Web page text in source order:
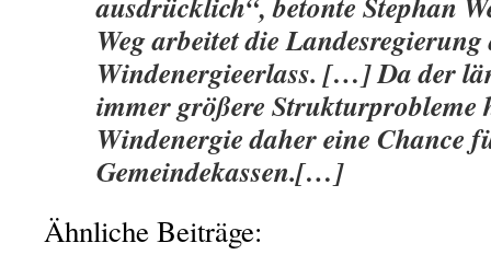
Weg arbeitet die
Windenergieerlass. […] Da der
immer größere Strukturprobleme
Windenergie daher eine Chance
Gemeindekassen.[…]
Ähnliche Beiträge: